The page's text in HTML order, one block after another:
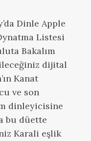
Dinle Apple
Listesi
Bakalım
dijital
Kanat
ve son
dinleyicisine
bu düette
Karali eşlik